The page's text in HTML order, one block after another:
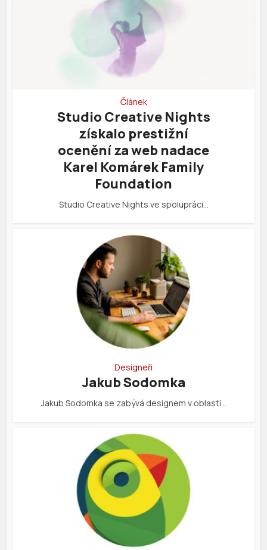
Článek
Studio Creative Nights
získalo prestižní
ocenění za web nadace
Karel Komárek Family
Foundation
Studio Creative Nights ve spolupráci…
Designeři
Jakub Sodomka
Jakub Sodomka se zabývá designem v oblasti…